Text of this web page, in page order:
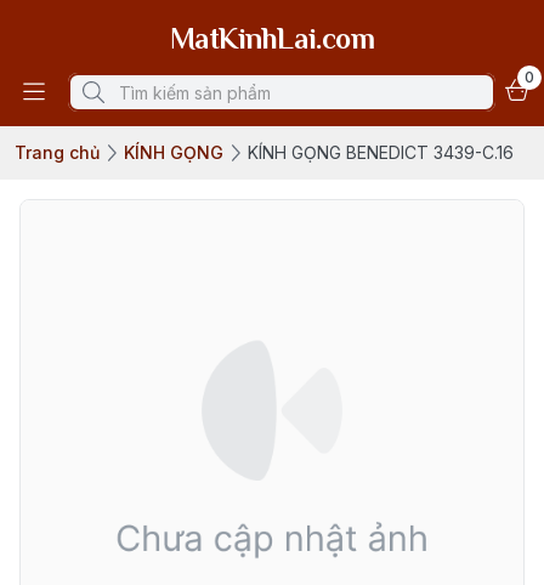
MatKinhLai.com
0
Trang chủ KÍNH GỌNG KÍNH GỌNG BENEDICT 3439-C.16